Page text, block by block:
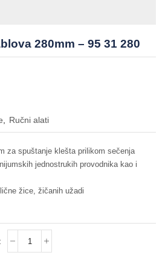
280mm – 95 31 280
Ručni alati
za spuštanje klešta prilikom sečenja
jednostrukih provodnika kao i
žice, žičanih užadi